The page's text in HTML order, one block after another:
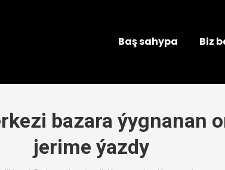
Baş sahypa Biz
bazara ýygnanan
jerime ýazdy